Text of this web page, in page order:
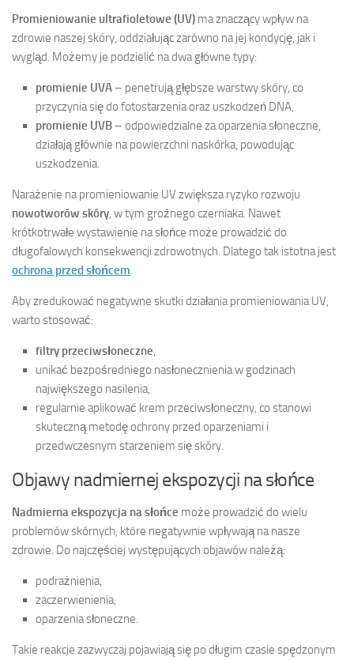
Promieniowanie ultrafioletowe (UV) ma znaczący wpływ na
zdrowie naszej skóry, oddziałując zarówno na jej kondycję, jak i
wygląd. Możemy je podzielić na dwa główne typy:
promienie UVA – penetrują głębsze warstwy skóry, co
przyczynia się do fotostarzenia oraz uszkodzeń DNA,
promienie UVB – odpowiedzialne za oparzenia słoneczne,
działają głównie na powierzchni naskórka, powodując
uszkodzenia.
Narażenie na promieniowanie UV zwiększa ryzyko rozwoju
nowotworów skóry, w tym groźnego czerniaka. Nawet
krótkotrwałe wystawienie na słońce może prowadzić do
długofalowych konsekwencji zdrowotnych. Dlatego tak istotna jest
ochrona przed słońcem.
Aby zredukować negatywne skutki działania promieniowania UV,
warto stosować:
filtry przeciwsłoneczne,
unikać bezpośredniego nasłonecznienia w godzinach
największego nasilenia,
regularnie aplikować krem przeciwsłoneczny, co stanowi
skuteczną metodę ochrony przed oparzeniami i
przedwczesnym starzeniem się skóry.
Objawy nadmiernej ekspozycji na słońce
Nadmierna ekspozycja na słońce może prowadzić do wielu
problemów skórnych, które negatywnie wpływają na nasze
zdrowie. Do najczęściej występujących objawów należą:
podrażnienia,
zaczerwienienia,
oparzenia słoneczne.
Takie reakcje zazwyczaj pojawiają się po długim czasie spędzonym